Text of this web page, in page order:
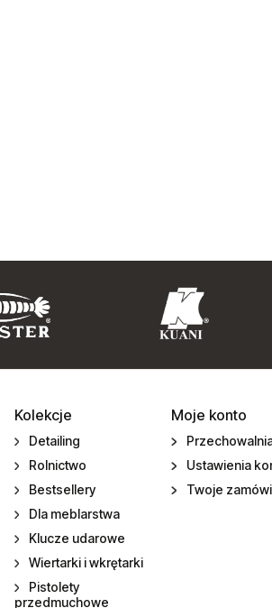
Kolekcje
Detailing
Rolnictwo
Bestsellery
Dla meblarstwa
Klucze udarowe
Wiertarki i wkrętarki
Pistolety
przedmuchowe
Moje konto
Ustawienia
Twoje